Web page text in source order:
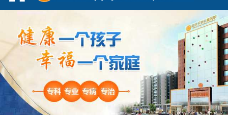
多动症 抽动症
发育迟缓
语言障碍
遗尿症
矮小症
自闭症
注意力不集
中
按病种
智力低下
智力发育
缓